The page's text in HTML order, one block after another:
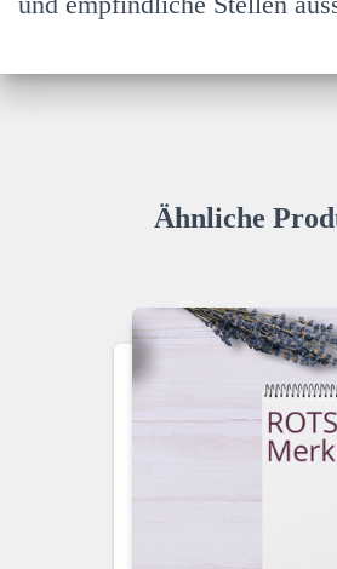
Ähnliche